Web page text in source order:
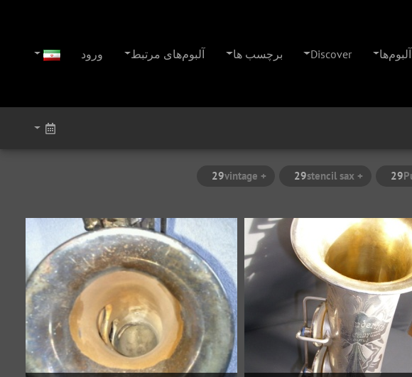
آلبوم‌ها Discover برچسب ها آلبوم‌های مرتبط ورود
29
+ stencil sax
29
+ vintage
29